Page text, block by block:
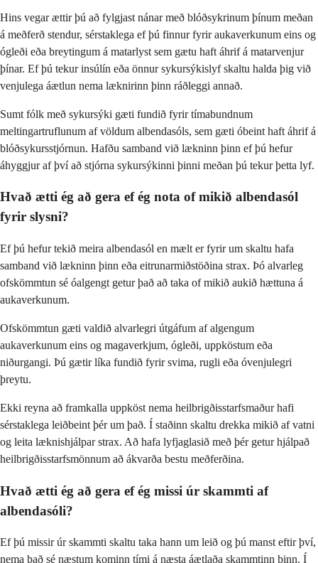
Hins vegar ættir þú að fylgjast nánar með blóðsykrinum þínum meðan
á meðferð stendur, sérstaklega ef þú finnur fyrir aukaverkunum eins og
ógleði eða breytingum á matarlyst sem gætu haft áhrif á matarvenjur
þínar. Ef þú tekur insúlín eða önnur sykursýkislyf skaltu halda þig við
venjulega áætlun nema læknirinn þinn ráðleggi annað.
Sumt fólk með sykursýki gæti fundið fyrir tímabundnum
meltingartruflunum af völdum albendasóls, sem gæti óbeint haft áhrif á
blóðsykursstjórnun. Hafðu samband við lækninn þinn ef þú hefur
áhyggjur af því að stjórna sykursýkinni þinni meðan þú tekur þetta lyf.
Hvað ætti ég að gera ef ég nota of mikið albendasól
fyrir slysni?
Ef þú hefur tekið meira albendasól en mælt er fyrir um skaltu hafa
samband við lækninn þinn eða eitrunarmiðstöðina strax. Þó alvarleg
ofskömmtun sé óalgengt getur það að taka of mikið aukið hættuna á
aukaverkunum.
Ofskömmtun gæti valdið alvarlegri útgáfum af algengum
aukaverkunum eins og magaverkjum, ógleði, uppköstum eða
niðurgangi. Þú gætir líka fundið fyrir svima, rugli eða óvenjulegri
þreytu.
Ekki reyna að framkalla uppköst nema heilbrigðisstarfsmaður hafi
sérstaklega leiðbeint þér um það. Í staðinn skaltu drekka mikið af vatni
og leita læknishjálpar strax. Að hafa lyfjaglasið með þér getur hjálpað
heilbrigðisstarfsmönnum að ákvarða bestu meðferðina.
Hvað ætti ég að gera ef ég missi úr skammti af
albendasóli?
Ef þú missir úr skammti skaltu taka hann um leið og þú manst eftir því,
nema það sé næstum kominn tími á næsta áætlaða skammtinn þinn. Í